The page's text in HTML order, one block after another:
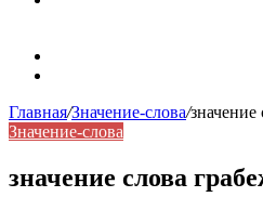
Главная/Значение-слова/значение
Значение-слова
значение слова